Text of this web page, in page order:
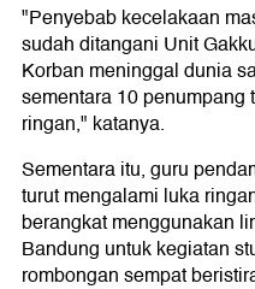
"Penyebab kecelakaan
sudah ditangani Unit
Korban meninggal dunia
sementara 10
ringan," katanya.
Sementara itu, guru
turut mengalami luka
berangkat menggunakan
Bandung untuk kegiatan
rombongan sempat